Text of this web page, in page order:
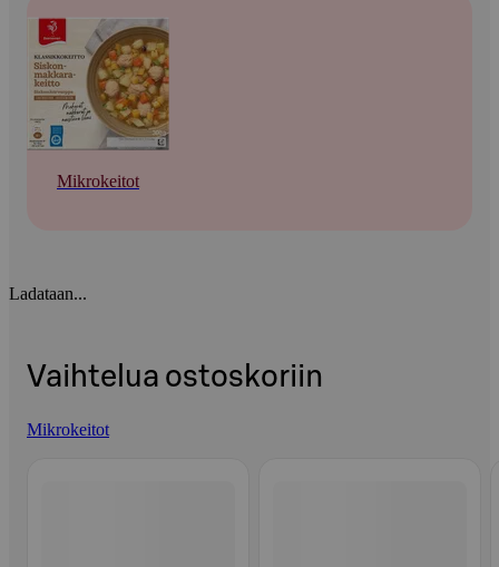
Mikrokeitot
Ladataan...
Vaihtelua ostoskoriin
Mikrokeitot